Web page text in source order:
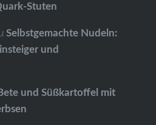
Stuten
Selbstgemachte Nudeln:
und
und Süßkartoffel mit